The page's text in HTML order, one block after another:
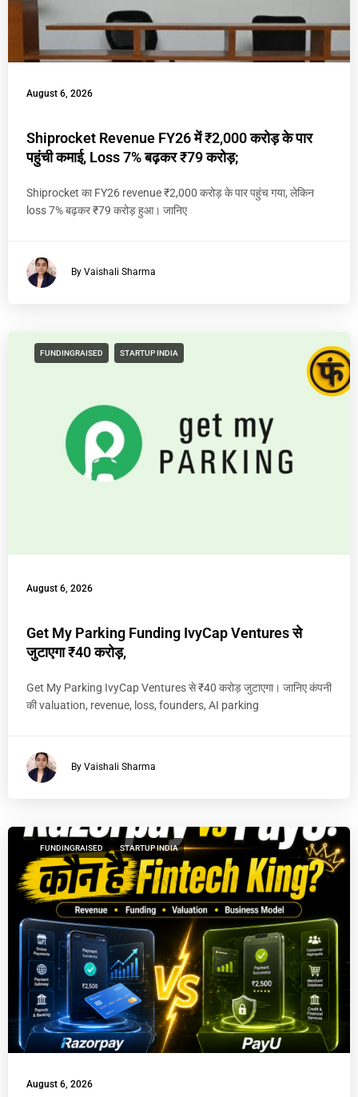
August 6, 2026
Shiprocket Revenue FY26 में ₹2,000 करोड़ के पार
पहुंची कमाई, Loss 7% बढ़कर ₹79 करोड़;
Shiprocket का FY26 revenue ₹2,000 करोड़ के पार पहुंच गया, लेकिन
loss 7% बढ़कर ₹79 करोड़ हुआ। जानिए
By Vaishali Sharma
FUNDINGRAISED STARTUP INDIA
August 6, 2026
Get My Parking Funding IvyCap Ventures से
जुटाएगा ₹40 करोड़,
Get My Parking IvyCap Ventures से ₹40 करोड़ जुटाएगा। जानिए कंपनी
की valuation, revenue, loss, founders, AI parking
By Vaishali Sharma
FUNDINGRAISED STARTUP INDIA
August 6, 2026